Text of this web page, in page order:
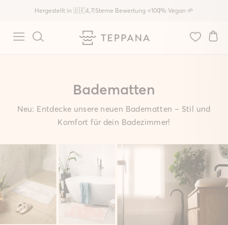
Inhalt
Hergestellt in 🇩🇪4,7 Sterne Bewertung ⭐100% Vegan 🌱
Seitennavigation
Badematten
Neu: Entdecke unsere neuen Badematten – Stil und
Komfort für dein Badezimmer!